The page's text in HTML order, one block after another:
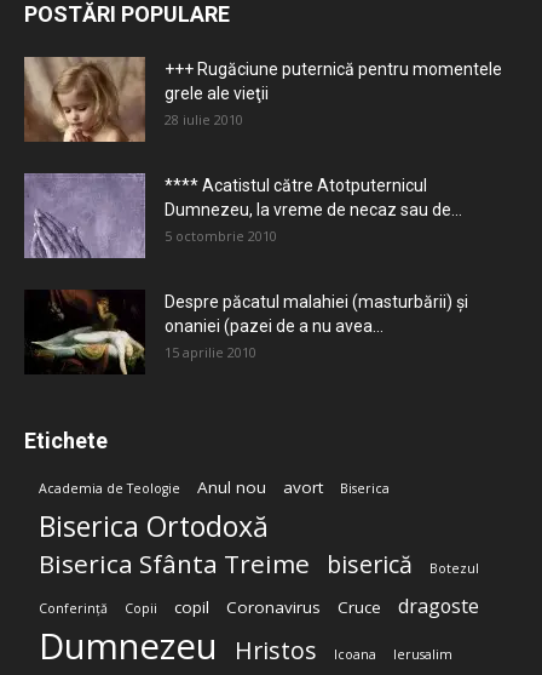
POSTĂRI POPULARE
+++ Rugăciune puternică pentru momentele
grele ale vieţii
28 iulie 2010
**** Acatistul către Atotputernicul
Dumnezeu, la vreme de necaz sau de...
5 octombrie 2010
Despre păcatul malahiei (masturbării) şi
onaniei (pazei de a nu avea...
15 aprilie 2010
Etichete
Academia de Teologie Anul nou avort Biserica
Biserica Ortodoxă
Biserica Sfânta Treime biserică Botezul
Conferință Copii copil Coronavirus Cruce dragoste
Dumnezeu Hristos Icoana Ierusalim